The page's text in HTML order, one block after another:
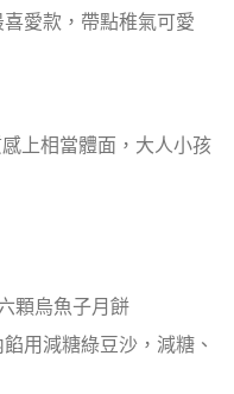
愛款，帶點稚氣可愛
上相當體面，大人小孩
顆烏魚子月餅
用減糖綠豆沙，減糖、